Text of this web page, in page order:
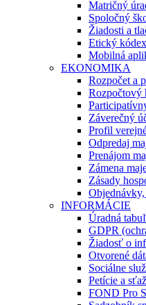
Matričný
Spoločný
Žiadosti a
Etický
Mobilná
EKONOMIKA
Rozpočet a
Rozpočtový
Záverečný
Profil
Odpredaj
Prenájom
Zámena
Zásady
INFORMÁCIE
Úradná
GDPR
Žiadosť o
Otvorené
Sociálne
Petície a
FOND Pro